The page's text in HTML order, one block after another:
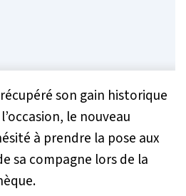
son gain historique
le nouveau
à prendre la pose aux
sa compagne lors de la